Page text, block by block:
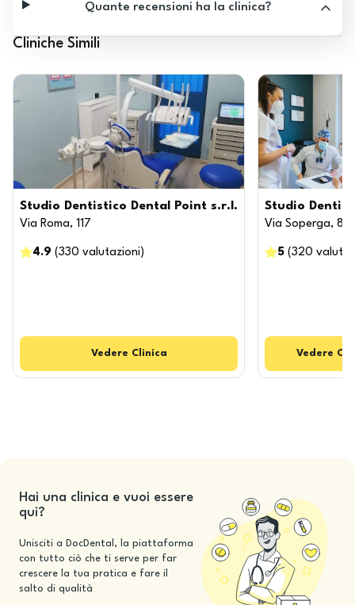
Quante recensioni ha la clinica?
Cliniche Simili
Studio Dentistico Dental Point s.r.l.
Via Roma, 117
4.9 (330 valutazioni )
Vedere Clinica
Studio
Via Soperga, 8
5 (320
Vedere
Hai una clinica e vuoi essere
qui?
Unisciti a DocDental, la piattaforma
con tutto ciò che ti serve per far
crescere la tua pratica e fare il
salto di qualità